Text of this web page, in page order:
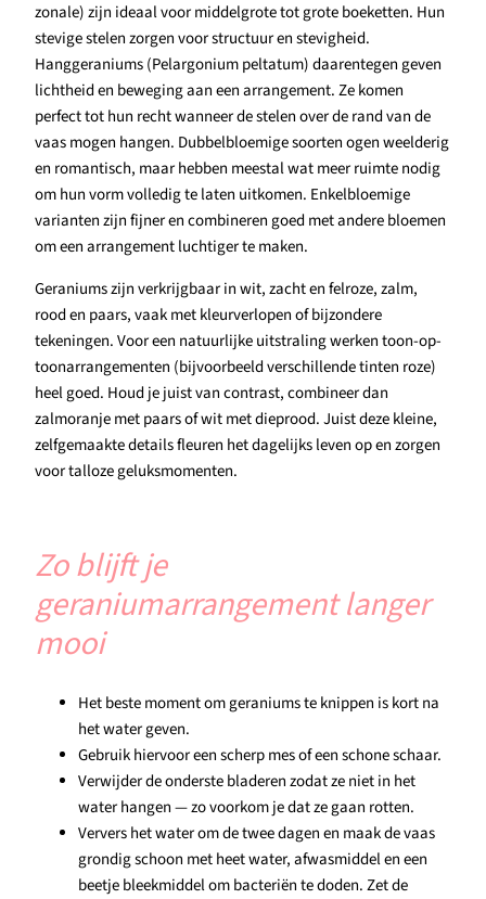
zonale) zijn ideaal voor middelgrote tot grote boeketten. Hun
stevige stelen zorgen voor structuur en stevigheid.
Hanggeraniums (Pelargonium peltatum) daarentegen geven
lichtheid en beweging aan een arrangement. Ze komen
perfect tot hun recht wanneer de stelen over de rand van de
vaas mogen hangen. Dubbelbloemige soorten ogen weelderig
en romantisch, maar hebben meestal wat meer ruimte nodig
om hun vorm volledig te laten uitkomen. Enkelbloemige
varianten zijn fijner en combineren goed met andere bloemen
om een arrangement luchtiger te maken.
Geraniums zijn verkrijgbaar in wit, zacht en felroze, zalm,
rood en paars, vaak met kleurverlopen of bijzondere
tekeningen. Voor een natuurlijke uitstraling werken toon-op-
toonarrangementen (bijvoorbeeld verschillende tinten roze)
heel goed. Houd je juist van contrast, combineer dan
zalmoranje met paars of wit met dieprood. Juist deze kleine,
zelfgemaakte details fleuren het dagelijks leven op en zorgen
voor talloze geluksmomenten.
Zo blijft je
geraniumarrangement langer
mooi
Het beste moment om geraniums te knippen is kort na
het water geven.
Gebruik hiervoor een scherp mes of een schone schaar.
Verwijder de onderste bladeren zodat ze niet in het
water hangen — zo voorkom je dat ze gaan rotten.
Ververs het water om de twee dagen en maak de vaas
grondig schoon met heet water, afwasmiddel en een
beetje bleekmiddel om bacteriën te doden. Zet de